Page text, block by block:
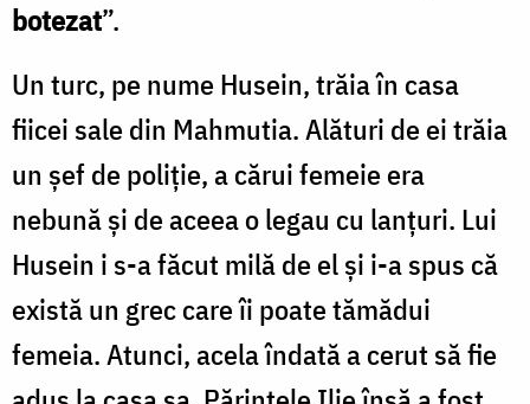
botezat”.
Un turc, pe nume Husein, trăia în casa
fiicei sale din Mahmutia. Alături de ei trăia
un şef de poliţie, a cărui femeie era
nebună şi de aceea o legau cu lanţuri. Lui
Husein i s-a făcut milă de el şi i-a spus că
există un grec care îi poate tămădui
femeia. Atunci, acela îndată a cerut să fie